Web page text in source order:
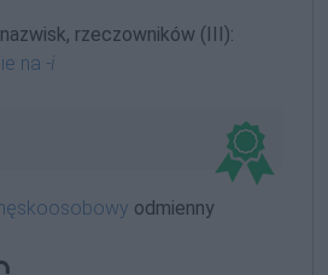
rzeczowników (III):
na -i
odmienny